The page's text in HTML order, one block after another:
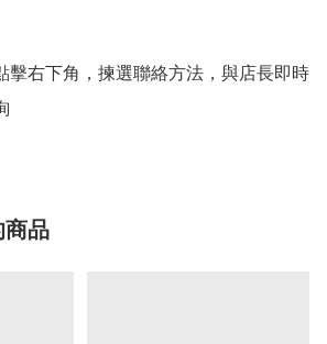
擊右下角，揀選聯絡方法，與店長即時
商品